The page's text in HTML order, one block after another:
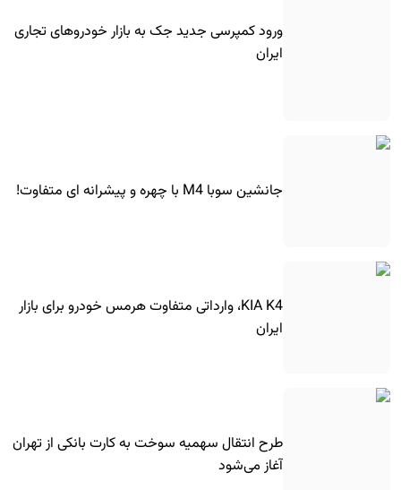
ورود کمپرسی جدید جک به بازار خودروهای تجاری
ایران
جانشین سوبا M4 با چهره و پیشرانه ای متفاوت!
KIA K4، وارداتی متفاوت هرمس خودرو برای بازار
ایران
طرح انتقال سهمیه سوخت به کارت بانکی از تهران
آغاز می‌شود